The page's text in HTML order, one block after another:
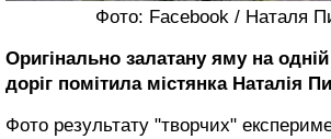
Фото: Facebook / Наталя
Оригінально залатану яму на одній
доріг помітила містянка Наталія
Фото результату "творчих"